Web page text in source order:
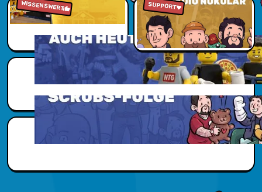
Zu den Reviews
WISSENSWERT
Scubs Zusatzwissen
Jetzt reinhören
SUPPORT